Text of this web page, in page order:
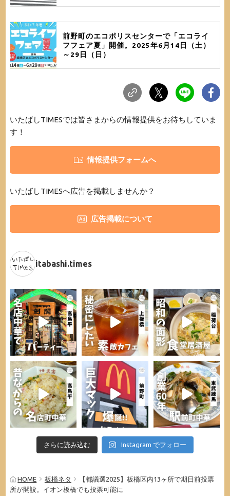
前野町のエコポリスセンターで「エコライ
フフェア夏」開催。2025年6月14日（土）
～29日（日）
いたばしTIMESでは皆さまからの情報提供をお待ちしていま
す！
情報提供フォームへ
いたばしTIMESへ広告を掲載しませんか？
広告掲載について
itabashi.times
さらに読み込む Instagram でフォロー
HOME 板橋ネタ
【都議選2025】板橋区内13ヶ所で期日前投票
所が開設。イオン板橋でも投票可能に